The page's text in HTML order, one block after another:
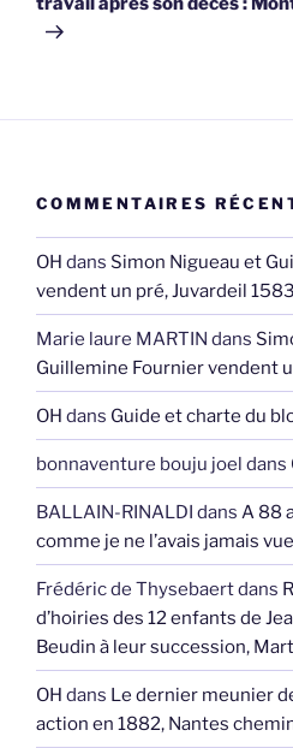
COMMENTAIRES
OH dans Simon Nigueau et
vendent un pré, Juvardeil 1583
Marie laure MARTIN dans
Guillemine Fournier vendent
OH dans Guide et charte du
bonnaventure bouju joel dans
BALLAIN-RINALDI dans A 88
comme je ne l’avais jamais
Frédéric de Thysebaertdans
d’hoiries des 12 enfants de
Beudin à leur succession,
OH dans Le dernier meunier
action en 1882, Nantes